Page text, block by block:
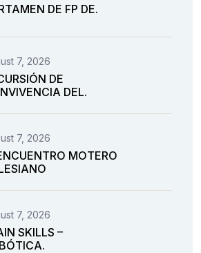
DE FP DE.
7, 2026
DE
DEL.
7, 2026
MOTERO
7, 2026
SKILLS –